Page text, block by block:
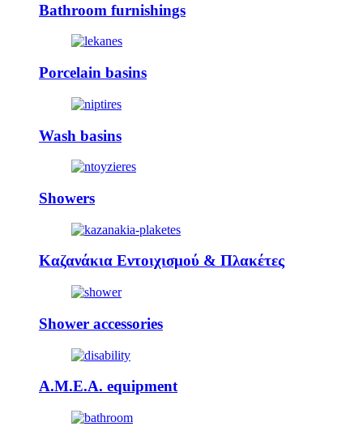
Bathroom furnishings
Porcelain basins
Wash basins
Showers
Καζανάκια Εντοιχισμού & Πλακέτες
Shower accessories
A.M.E.A. equipment